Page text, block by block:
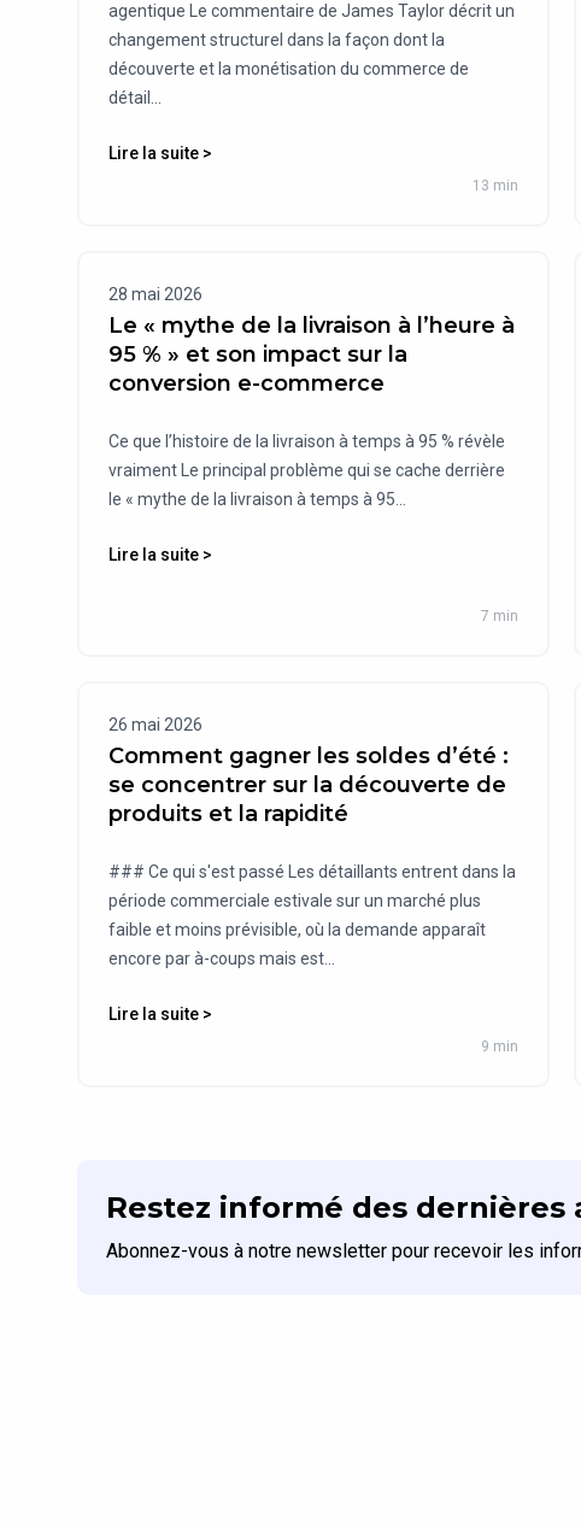
agentique Le commentaire de James Taylor décrit un
changement structurel dans la façon dont la
découverte et la monétisation du commerce de
détail...
Lire la suite >
13 min
28 mai 2026
Le « mythe de la livraison à l’heure à
95 % » et son impact sur la
conversion e-commerce
Ce que l’histoire de la livraison à temps à 95 % révèle
vraiment Le principal problème qui se cache derrière
le « mythe de la livraison à temps à 95...
Lire la suite >
7 min
26 mai 2026
Comment gagner les soldes d’été :
se concentrer sur la découverte de
produits et la rapidité
### Ce qui s'est passé Les détaillants entrent dans la
période commerciale estivale sur un marché plus
faible et moins prévisible, où la demande apparaît
encore par à-coups mais est...
Lire la suite >
9 min
Restez informé des dernières
Abonnez-vous à notre newsletter pour recevoir les